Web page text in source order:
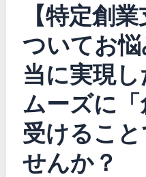
【特定創
ついてお
当に実現
ムーズに
受けるこ
せんか？